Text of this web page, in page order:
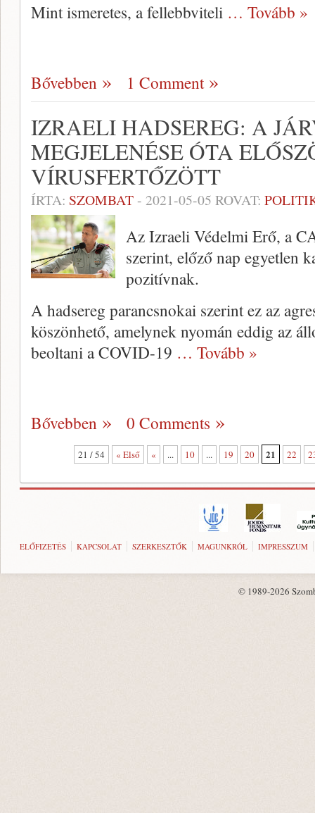
Mint ismeretes, a fellebbviteli … Tovább »
Bővebben 1 Comment
IZRAELI HADSEREG: A
MEGJELENÉSE ÓTA
VÍRUSFERTŐZÖTT
ÍRTA: SZOMBAT- 2021-05-05 ROVAT:
Az Izraeli Védelmi Erő, a
szerint, előző nap egyetlen
pozitívnak.
A hadsereg parancsnokai szerint ez az
köszönhető, amelynek nyomán eddig az
beoltani a COVID-19 … Tovább »
Bővebben 0 Comments
21 / 54 « Első « ... 10 ... 19 20 21 22
ELŐFIZETÉS KAPCSOLAT SZERKESZTŐK MAGUNKRÓL IMPRESSZUM
© 1989-2026